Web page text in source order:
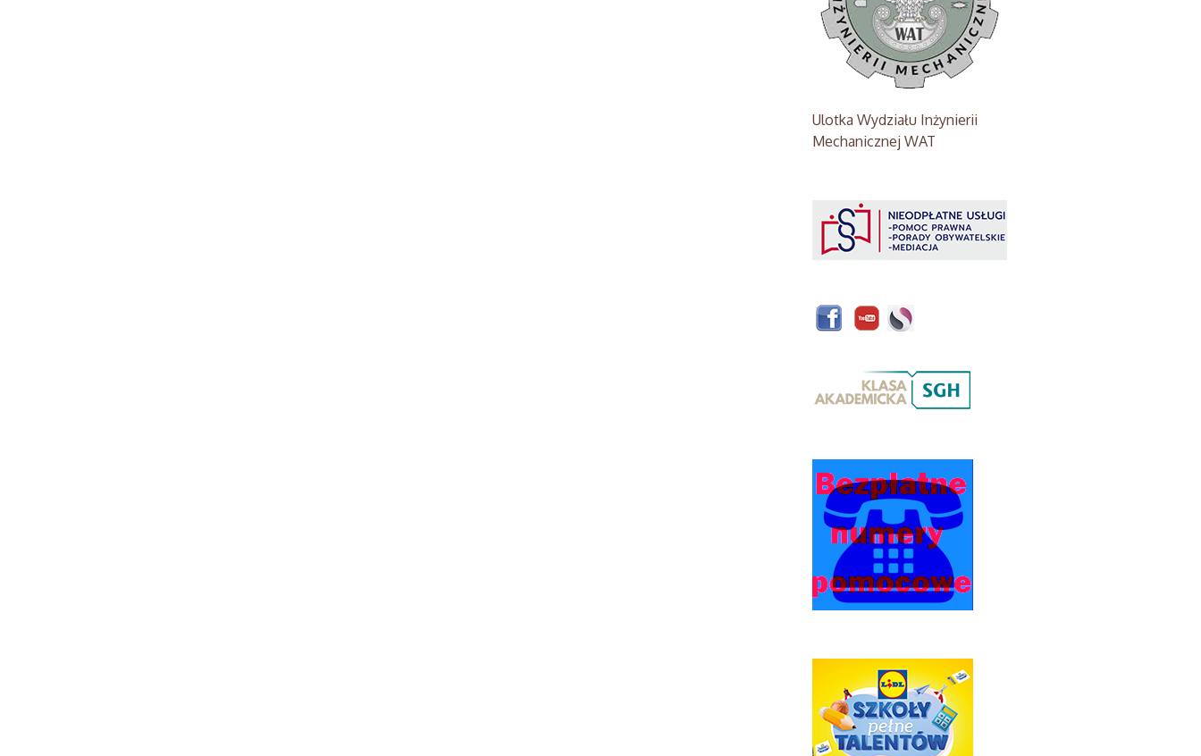
Ulotka Wydziału Inżynierii
Mechanicznej WAT